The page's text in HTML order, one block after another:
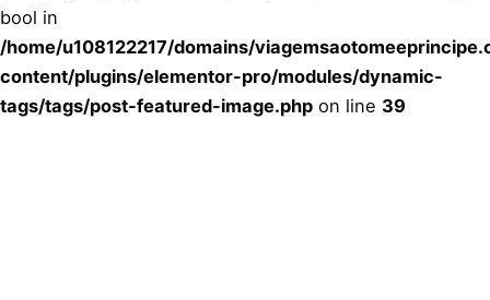
bool in
/home/u108122217/domains/
content/plugins/elementor-pro/modules/dynamic-
tags/tags/post-featured-image.php on line 39